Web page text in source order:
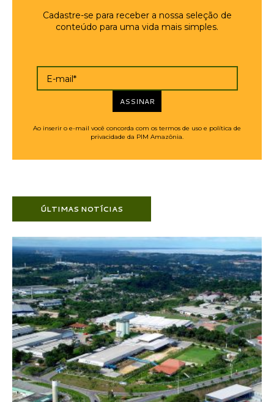
Cadastre-se para receber a nossa seleção de
conteúdo para uma vida mais simples.
E-mail*
ASSINAR
Ao inserir o e-mail você concorda com os termos de uso e política de
privacidade da PIM Amazônia.
ÚLTIMAS NOTÍCIAS